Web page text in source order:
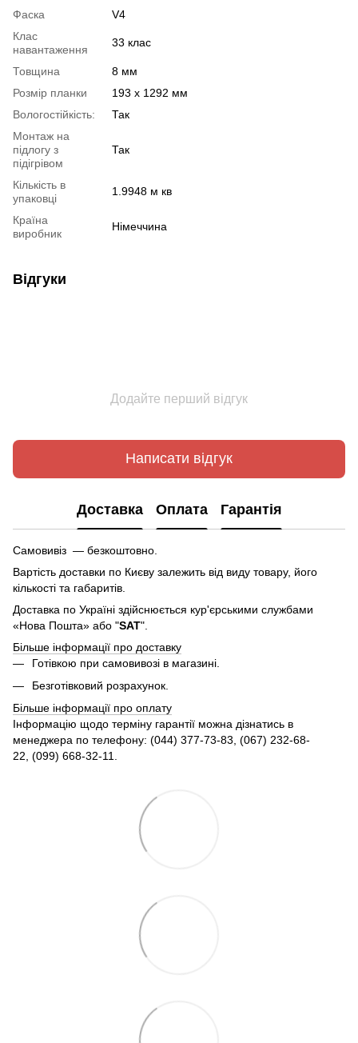
Фаска
V4
Клас
навантаження
33 клас
Товщина
8 мм
Розмір планки
193 x 1292 мм
Вологостійкість:
Так
Монтаж на
підлогу з
підігрівом
Так
Кількість в
упаковці
1.9948 м кв
Країна
виробник
Німеччина
Відгуки
Додайте перший відгук
Написати відгук
Доставка Оплата Гарантія
Самовивіз — безкоштовно.
Вартість доставки по Києву залежить від виду товару, його
кількості та габаритів.
Доставка по Україні здійснюється кур'єрськими службами
«Нова Пошта» або "SAT".
Більше інформації про доставку
Готівкою при самовивозі в магазині.
Безготівковий розрахунок.
Більше інформації про оплату
Інформацію щодо терміну гарантії можна дізнатись в
менеджера по телефону: (044) 377-73-83, (067) 232-68-
22, (099) 668-32-11.